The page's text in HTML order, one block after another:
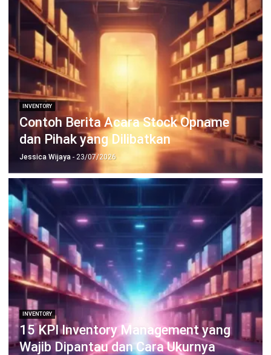
INVENTORY
Phantom Inventory: Pengertian,
Penyebab Stok Fiktif, dan Cara
Mencegahnya
Irga Afghani- 30/07/2026
INVENTORY
Contoh Slow Moving Product serta 7
Strategi Pencegahannya
Jessica Wijaya - 04/08/2026